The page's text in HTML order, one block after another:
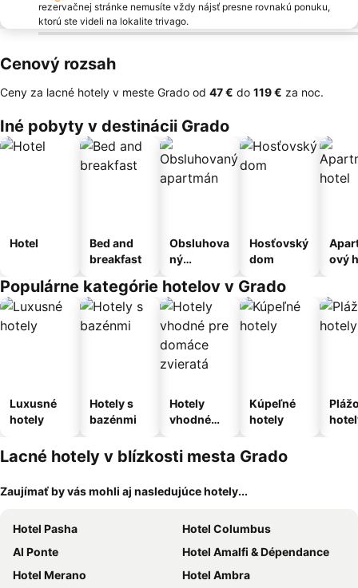
rezervačnej stránke nemusíte vždy nájsť presne rovnakú ponuku,
ktorú ste videli na lokalite trivago.
Cenový rozsah
Ceny za lacné hotely v meste Grado od ‎47 € do ‎119 € za noc.
Iné pobyty v destinácii Grado
Hotel
Bed and
breakfast
Obsluhova
ný
Hosťovský
dom
ový
Populárne kategórie hotelov v Grado
Luxusné
hotely
Hotely s
bazénmi
Hotely
vhodné
domáce
zvieratá
Kúpeľné
hotely
Lacné hotely v blízkosti mesta Grado
Zaujímať by vás mohli aj nasledujúce hotely...
Hotel Pasha
Hotel Columbus
Al Ponte
Hotel Amalfi & Dépendance
Hotel Merano
Hotel Ambra